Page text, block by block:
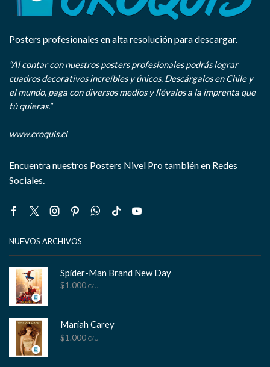
Posters profesionales en alta resolución para descargar.
“Al contar con nuestros posters profesionales podrás lograr
cuadros decorativos increíbles y únicos. Descárgalos en Chile y
el mundo, paga con diversos medios y llévalos a la imprenta que
tú quieras.”
www.croquis.cl
Encuentra nuestros Posters Nivel Pro también en Redes
Sociales.
Facebook
TwitterInstagram
PinterestWhatsapp
Tik- Youtube
NUEVOS ARCHIVOS
Spider-Man Brand New Day
$1.000 C/U
Mariah Carey
$1.000 C/U